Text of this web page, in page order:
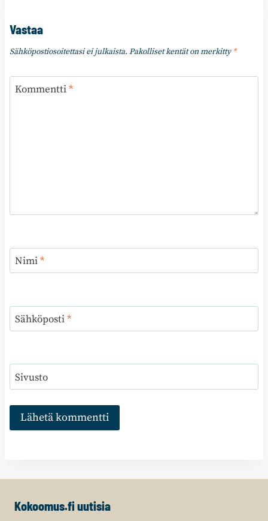
Vastaa
Sähköpostiosoitettasi ei julkaista. Pakolliset kentät on merkitty*
Kommentti*
Nimi*
Sähköposti*
Sivusto
Kokoomus.fi uutisia